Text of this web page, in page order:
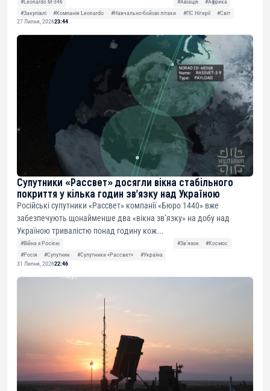
#Закупівлі
#Компанія Leonardo #Навчально-бойові літаки #ПС Нігерії
#Світ
27 Липня, 202623:44
Супутники «Рассвет» досягли вікна стабільного
покриття у кілька годин зв’язку над Україною
Російські супутники «Рассвет» компанії «Бюро 1440» вже
забезпечують щонайменше два «вікна зв’язку» на добу над
Україною тривалістю понад годину кож...
#Війна з Росією #Звʼязок
#Космос
#Росія
#Супутник #Супутники «Рассвет»
#Україна
31 Липня, 202622:46